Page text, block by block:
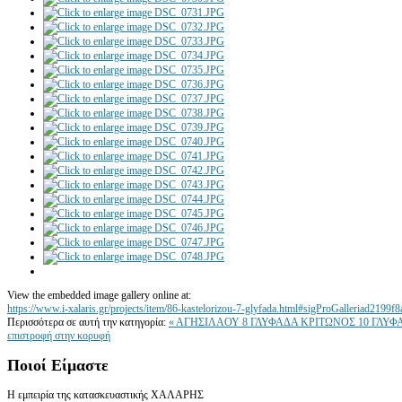
View the embedded image gallery online at:
https://www.i-xalaris.gr/projects/item/86-kastelorizou-7-
Περισσότερα σε αυτή την κατηγορία: « ΑΓΗΣΙΛΑΟΥ 8 ΓΛΥΦΑΔΑΚΡΙΤΩΝΟΣ 10
επιστροφή στην κορυφή
Ποιοί Είμαστε
Η εμπειρία της κατασκευαστικής ΧΑΛΑΡΗΣ